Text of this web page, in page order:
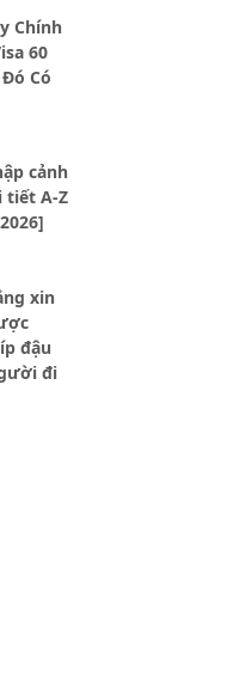
Chính
60
Có
cảnh
tiết A-Z
xin
đậu
đi